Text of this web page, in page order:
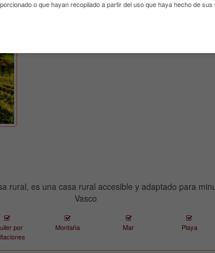
una suite ycuadtro habitaciones dobles
una habitación adaptada en el primer
cocina comunitaria y sala de estar
rural, es una casa rural accesible y adaptado para
Vasco
por
Montaña Mar Playa
o que hayan recopilado a partir del uso que haya hecho de sus